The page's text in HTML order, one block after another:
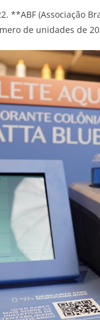
**ABF (Associação
de unidades de